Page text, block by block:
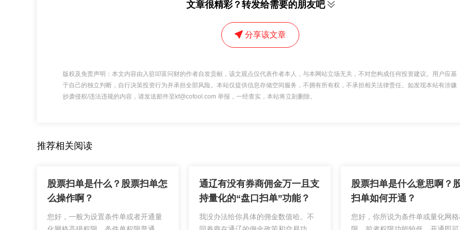
文章很精彩？转发给需要的朋友吧
分享该文章
版权及免责声明：本文内容由入驻叩富问财的作者自发贡献，该文观点仅代表作者本人，与本网站立场无关，不对您构成任何投资建议。用户应基
于自己的独立判断，自行决策投资行为并承担全部风险。本站仅提供信息存储空间服务，不拥有所有权，不承担相关法律责任。如发现本站有涉嫌
抄袭侵权/违法违规的内容，请发送邮件至kf@cofool.com 举报，一经查实，本站将立刻删除。
推荐相关阅读
股票扫单是什么？股票扫单怎
么操作啊？
您好，一般为设置条件单或者开通量
通辽有没有券商佣金万一且支
持量化的“盘口扫单”功能？
我没办法给你具体的佣金数值哈。不
股票扫单是什么意思啊？
扫单如何开通？
您好，你所说为条件单或量化网格